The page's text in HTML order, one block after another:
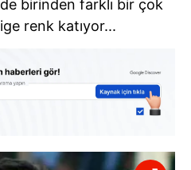
birinden farklı bir çok
renk katıyor...